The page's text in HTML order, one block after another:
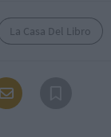
La Casa Del Libro